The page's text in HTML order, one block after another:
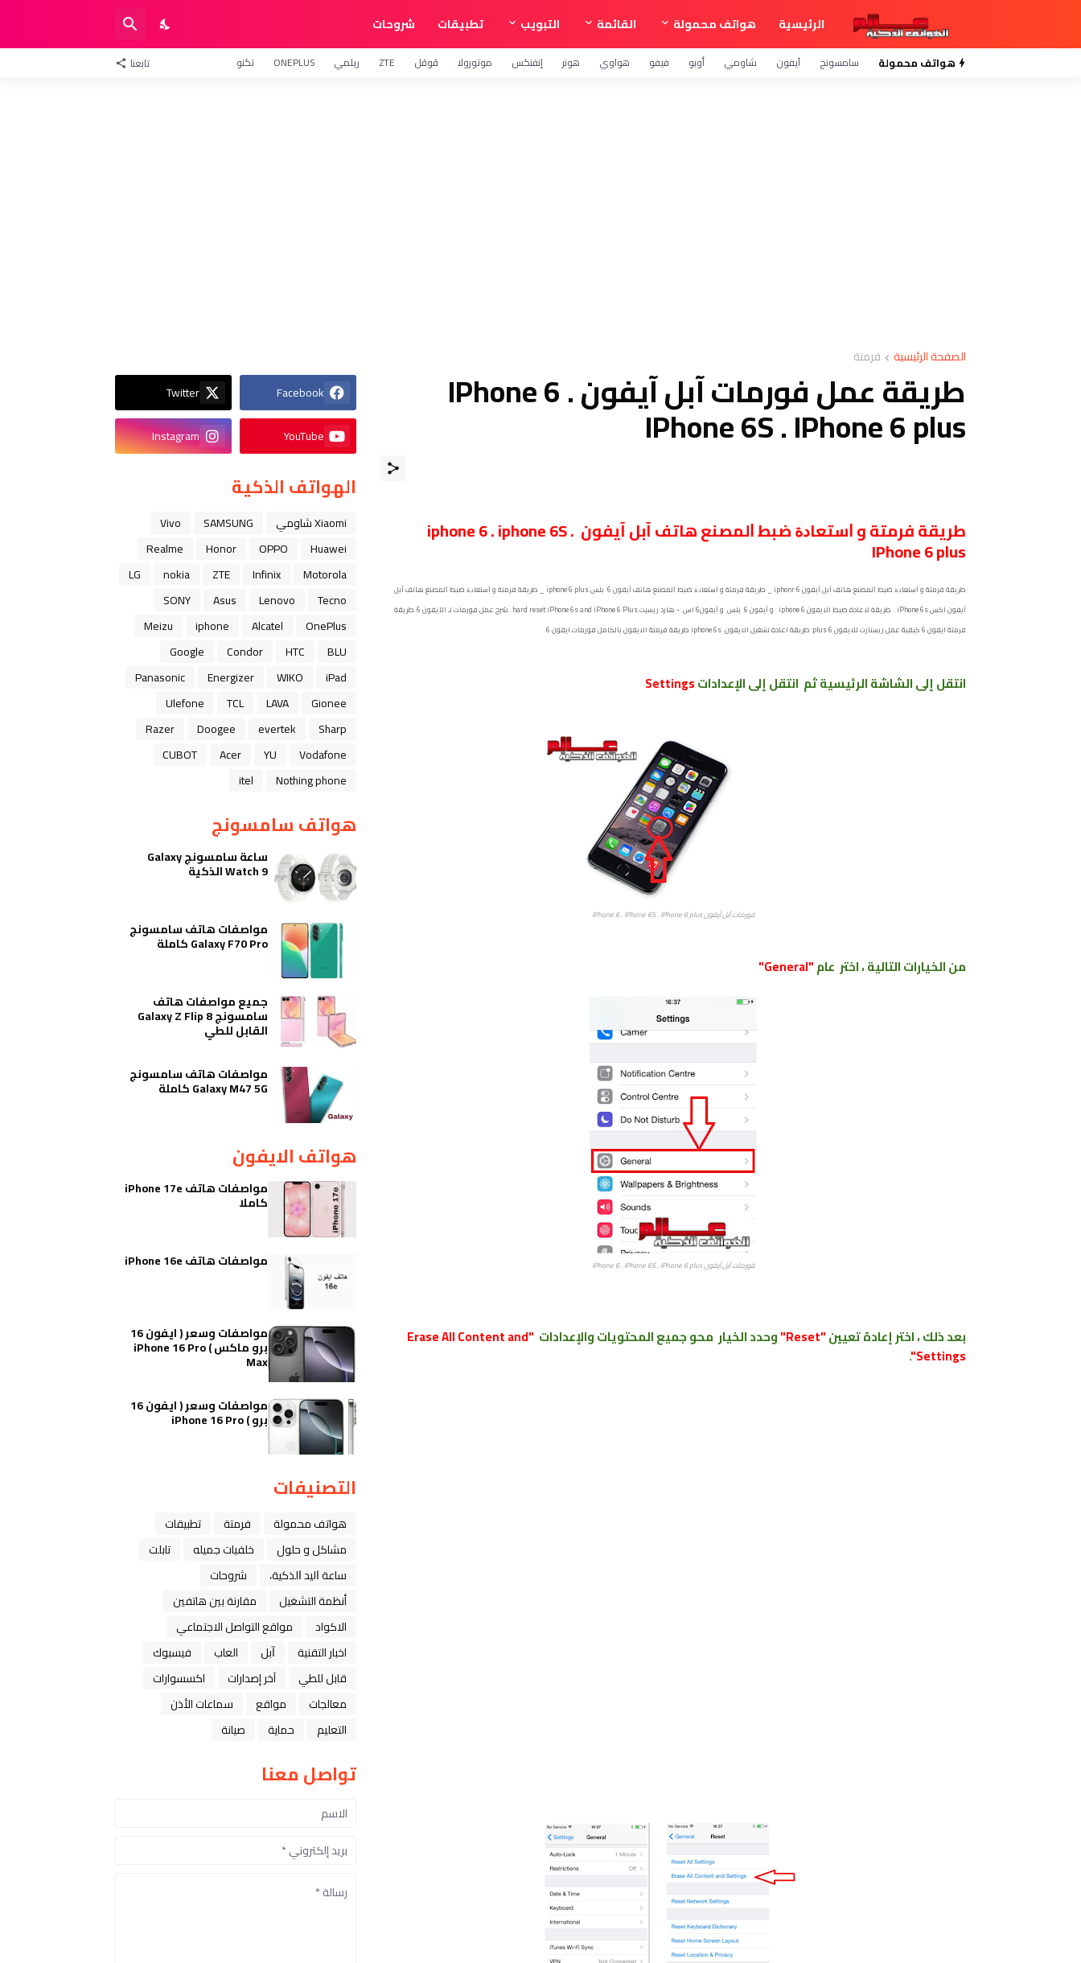
الرئيسية هواتف محمولة القائمة التبويب تطبيقات شروحات
هواتف محمولة سامسونج آيفون شاومي أوبو فيفو هواوي هونر إنفنكس موتورولا قوقل ZTE ريلمي ONEPLUS تكنو تابعنا
الصفحة الرئيسية فرمتة
طريقة عمل فورمات آبل آيفون IPhone 6 .
IPhone 6S . IPhone 6 plus
ﻃﺮﻳﻘﺔ فرمتة و ﺍﺳﺘﻌﺎﺩﺓ ﺿﺒﻂ ﺍﻟﻤﺼﻨﻊ هاتف آبل آيفون iphone 6 . iphone 6S .
IPhone 6 plus
ﻃﺮﻳﻘﺔ فرمتة و ﺍﺳﺘﻌﺎﺩﺓ ﺿﺒﻂ ﺍﻟﻤﺼﻨﻊ هاتف آبل آيفون iphonr 6 _ ﻃﺮﻳﻘﺔ فرمتة و ﺍﺳﺘﻌﺎﺩﺓ ﺿﺒﻂ ﺍﻟﻤﺼﻨﻊ هاتف آيفون 6 بلس iphone 6 plus _ ﻃﺮﻳﻘﺔ فرمتة و ﺍﺳﺘﻌﺎﺩﺓ ﺿﺒﻂ ﺍﻟﻤﺼﻨﻊ هاتف آبل
آيفون اكس iPhone 6s . طريقة لاعادة ضبط الايفون iphone 6 و آيفون 6 بلس و آيفون6 اس - هارد ريسيت hard reset iPhone 6s and iPhone 6 Plus . شرح عمل فورمات لـ الآيفون 6 .طريقة
فرمتة ايفون 6 كيفية عمل ريستارت للايفون 6 plus. طريقة اعادة تشغيل الايفون iphone 6s طريقة فرمتة الايفون بالكامل فورمات ايفون 6
انتقل إلى الشاشة الرئيسية ثم انتقل إلى الإعداداتSettings
فورمات آبل آيفون IPhone 6 . IPhone 6S . IPhone 6 plus
من الخيارات التالية ،اختر عام"General"
فورمات آبل آيفون IPhone 6 . IPhone 6S . IPhone 6 plus
بعد ذلك ، اختر إعادة تعيين"Reset" وحدد الخيار محو جميع المحتويات والإعدادات "Erase All Content and
Settings"
.
Facebook
Twitter
YouTube
Instagram
الهواتف الذكية
Xiaomi شاومي SAMSUNG
Vivo
Huawei
OPPO
Honor
Realme
Motorola
Infinix
ZTE
nokia
LG
Tecno
Lenovo
Asus
SONY
OnePlus
Alcatel
iphone
Meizu
BLU
HTC
Condor
Google
iPad
WIKO
Energizer
Panasonic
Gionee
LAVA
TCL
Ulefone
Sharp
evertek
Doogee
Razer
Vodafone
YU
Acer
CUBOT
Nothing phone
itel
هواتف سامسونج
ساعة سامسونج Galaxy
Watch 9 الذكية
مواصفات هاتف سامسونج
Galaxy F70 Pro كاملة
جميع مواصفات هاتف
سامسونج Galaxy Z Flip 8
القابل للطي
مواصفات هاتف سامسونج
Galaxy M47 5G كاملة
هواتف الايفون
مواصفات هاتف iPhone 17e
كاملا
مواصفات هاتف iPhone 16e
مواصفات وسعر ( ايفون 16
برو ماكس ) iPhone 16 Pro
Max
مواصفات وسعر ( ايفون 16
برو ) iPhone 16 Pro
التصنيفات
هواتف محمولة فرمتة
تطبيقات
مشاكل و حلول
خلفيات جميله
تابلت
ﺳﺎﻋﺔ ﺍﻟﻴﺪ ﺍﻟﺬﻛﻴﺔ،
شروحات
أنظمة التشغيل
مقارنة بين هاتفين
الاكواد
مواقع التواصل الاجتماعي
اخبار التقنية
ﺁﺑﻞ العاب
فيسبوك
قابل للطي
آخر إصدارات
اكسسوارات
معالجات
مواقع
سماعات الأذن
التعليم
حماية صيانة
تواصل معنا